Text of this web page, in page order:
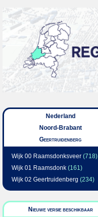
Nederland
Noord-Brabant
Geertruidenberg
Wijk 00 Raamsdonksveer (718)
Wijk 01 Raamsdonk (161)
Wijk 02 Geertruidenberg (234)
Nieuwe versie beschikbaar